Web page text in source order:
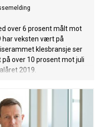
over 6 prosent målt mot
har veksten vært på
klesbransje ser
over 10 prosent mot juli
2019.